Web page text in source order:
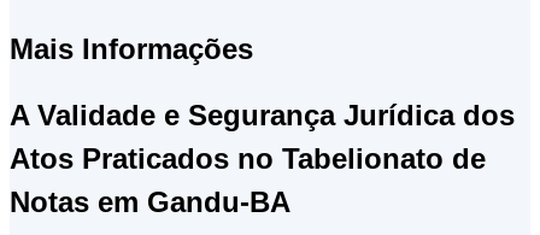
Mais Informações
A Validade e Segurança Jurídica dos
Atos Praticados no Tabelionato de
Notas em Gandu-BA